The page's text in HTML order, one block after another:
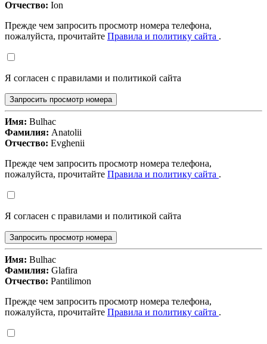
Отчество: Ion
Прежде чем запросить просмотр номера телефона,
пожалуйста, прочитайте Правила и политику сайта .
Я согласен с правилами и политикой сайта
Запросить просмотр номера
Имя: Bulhac
Фамилия: Anatolii
Отчество: Evghenii
Прежде чем запросить просмотр номера телефона,
пожалуйста, прочитайте Правила и политику сайта .
Я согласен с правилами и политикой сайта
Запросить просмотр номера
Имя: Bulhac
Фамилия: Glafira
Отчество: Pantilimon
Прежде чем запросить просмотр номера телефона,
пожалуйста, прочитайте Правила и политику сайта .